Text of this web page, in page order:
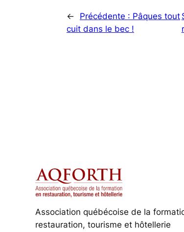
← Précédente : Pâques tout
cuit dans le bec !
Association québécoise de la
restauration, tourisme et hôtellerie